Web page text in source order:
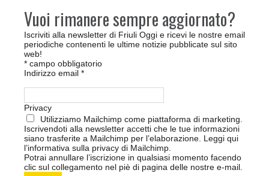
Vuoi rimanere sempre aggiornato?
Iscriviti alla newsletter di Friuli Oggi e ricevi le nostre email
periodiche contenenti le ultime notizie pubblicate sul sito
web!
* campo obbligatorio
Indirizzo email *
Privacy
Utilizziamo Mailchimp come piattaforma di marketing.
Iscrivendoti alla newsletter accetti che le tue informazioni
siano trasferite a Mailchimp per l’elaborazione. Leggi qui
l’informativa sulla privacy di Mailchimp.
Potrai annullare l’iscrizione in qualsiasi momento facendo
clic sul collegamento nel piè di pagina delle nostre e-mail.